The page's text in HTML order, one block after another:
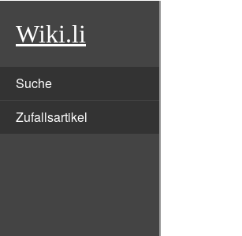
Wiki.li
Suche
Zufallsartikel